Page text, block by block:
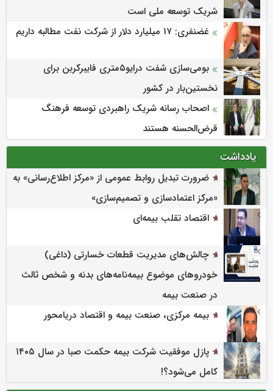
شریک توسعه ملی است
غضنفری: ۱۷ میلیارد دلار از شرکت نفت مطالبه داریم
بومی‌سازی شفت درایو۵متری فایبرکربن برای
نخستین‌بار در کشور
اصحاب رسانه شریک راهبردی توسعه فرهنگ
قرض‌الحسنه هستند
یادداشت
ضرورت تبدیل روابط عمومی از «مرکز اطلاع‌رسانی» به
«مرکز اعتمادسازی و تصمیم‌سازی»
اقتصاد تقلب بیمه‌ای
چالش‌های مدیریت قطعات خسارتی (داغی)
خودروهای موضوع بیمه‌نامه‌های بدنه و شخص ثالث
در صنعت بیمه
بیمه مرکزی، صنعت بیمه و اقتصاد دریامحور
پازل موفقیت شرکت بیمه حکمت صبا در سال ۱۴۰۵
کامل می‌شود؟!